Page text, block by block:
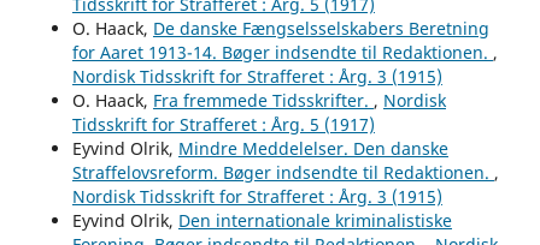
O. Haack, De danske Fængselsselskabers Beretning
for Aaret 1913-14. Bøger indsendte til Redaktionen. ,
Nordisk Tidsskrift for Strafferet : Årg. 3 (1915)
O. Haack, Fra fremmede Tidsskrifter. , Nordisk
Tidsskrift for Strafferet : Årg. 5 (1917)
Eyvind Olrik, Mindre Meddelelser. Den danske
Straffelovsreform. Bøger indsendte til Redaktionen. ,
Nordisk Tidsskrift for Strafferet : Årg. 3 (1915)
Eyvind Olrik, Den internationale kriminalistiske